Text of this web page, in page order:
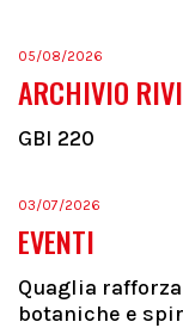
05/08/2026
ARCHIVIO
GBI 220
03/07/2026
EVENTI
Quaglia
botaniche e